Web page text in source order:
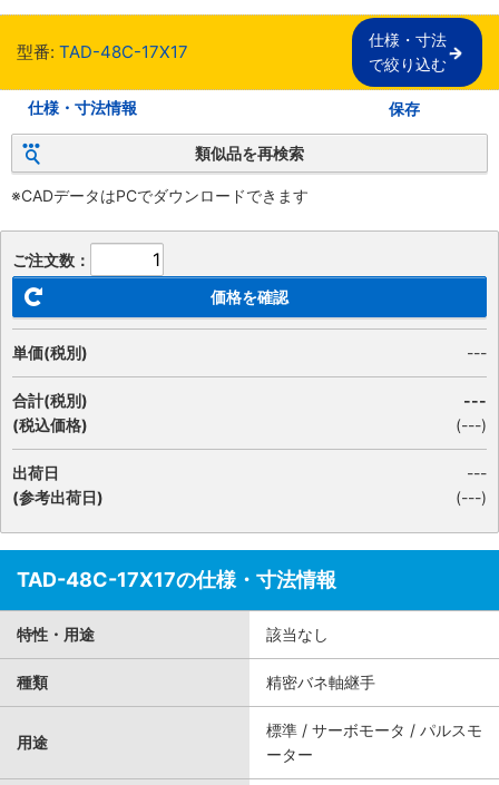
型番: TAD-48C-17X17
仕様・寸法
で絞り込む
仕様・寸法情報 保存
類似品を再検索
※CADデータはPCでダウンロードできます
ご注文数：
価格を確認
単価(税別) ---
合計(税別)
(税込価格)
---
(---)
出荷日
(参考出荷日)
---
(---)
TAD-48C-17X17の仕様・寸法情報
特性・用途 該当なし
種類 精密バネ軸継手
用途
標準 / サーボモータ / パルスモ
ーター